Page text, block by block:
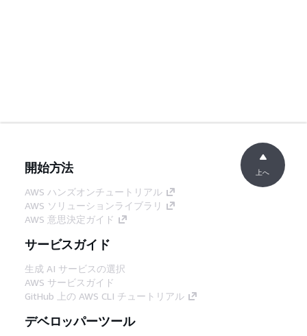
開始方法
AWS ハンズオンチュートリアル
AWS ソリューションライブラリ
AWS 意思決定ガイド
サービスガイド
生成 AI サービスの選択
AWS サービスガイド
GitHub 上の AWS CLI チュートリアル
デベロッパーツール
上へ